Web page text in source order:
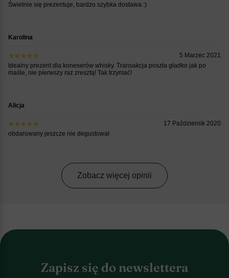
Świetnie się prezentuje, bardzo szybka dostawa :)
Karolina
5 Marzec 2021
Idealny prezent dla koneserów whisky. Transakcja poszła gładko jak po
maśle, nie pierwszy raz zresztą! Tak trzymać!
Alicja
17 Październik 2020
obdarowany jeszcze nie degustował
Zobacz więcej opinii
Zapisz się do newslettera